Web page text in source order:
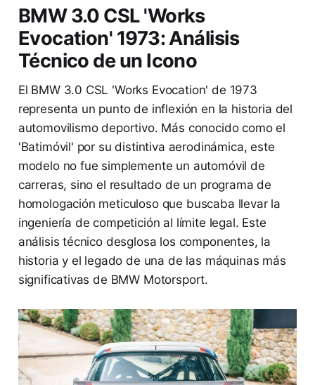
BMW 3.0 CSL 'Works
Evocation' 1973: Análisis
Técnico de un Icono
El BMW 3.0 CSL 'Works Evocation' de 1973
representa un punto de inflexión en la historia del
automovilismo deportivo. Más conocido como el
'Batimóvil' por su distintiva aerodinámica, este
modelo no fue simplemente un automóvil de
carreras, sino el resultado de un programa de
homologación meticuloso que buscaba llevar la
ingeniería de competición al límite legal. Este
análisis técnico desglosa los componentes, la
historia y el legado de una de las máquinas más
significativas de BMW Motorsport.